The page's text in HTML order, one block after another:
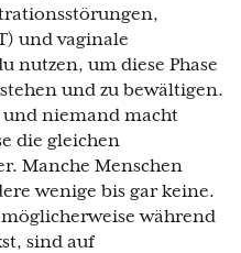
und vaginale
nutzen, um diese Phase
und zu bewältigen.
und niemand macht
die gleichen
Manche Menschen
wenige bis gar keine.
während
sind auf